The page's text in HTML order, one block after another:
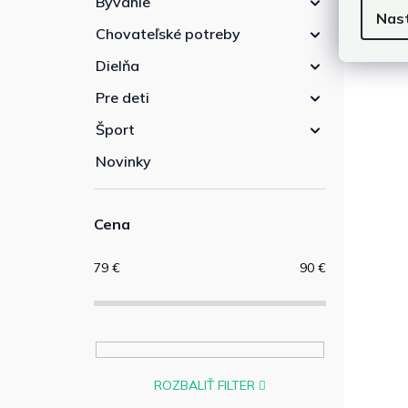
Chovateľské potreby
Dielňa
Pre deti
Šport
Novinky
Cena
79 € 90 €
ROZBALIŤ FILTER